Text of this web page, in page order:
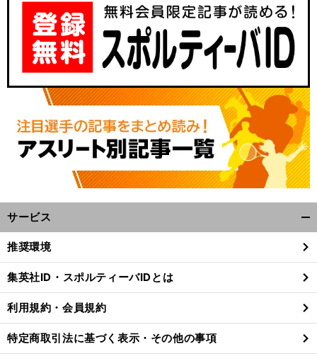
【
平
成の名力士列伝 ：
豪風 】
周囲の支えに鼓舞され土俵に上がり続けた「 新
関脇昇進＆初金星 ・
最高齢記録 」
の勲章
サービス
閉
る
推奨環境
集英社ID・スポルティーバIDとは
利用規約・会員規約
特定商取引法に基づく表示・その他の事項